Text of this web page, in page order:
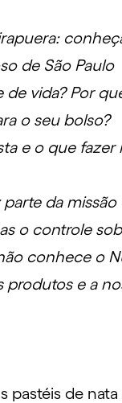
de São Paulo
de vida? Por
o seu bolso?
e o que fazer
da
o controle
conhece o
produtos e a
pastéis de